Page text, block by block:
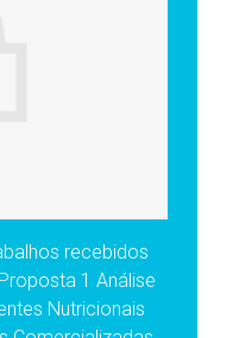
recebidos
1 Análise
Nutricionais